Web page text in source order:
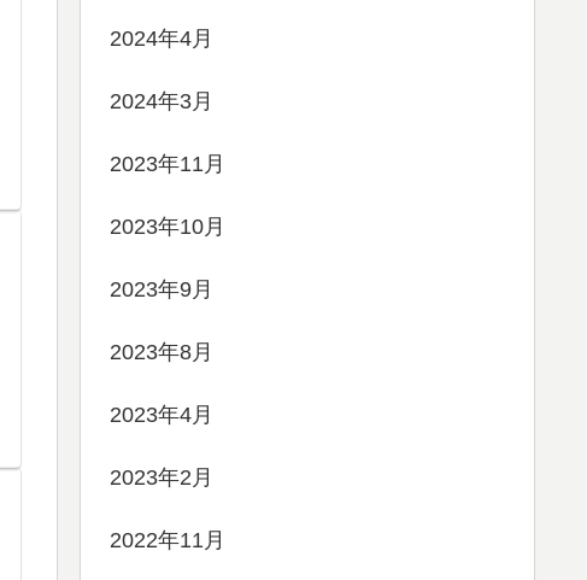
2024年4月
2024年3月
2023年11月
2023年10月
2023年9月
2023年8月
2023年4月
2023年2月
2022年11月